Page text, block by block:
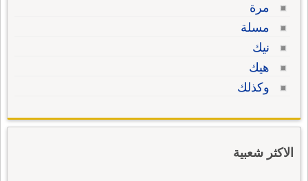
مرة
مسلة
نيك
هيك
وكذلك
الاكثر شعبية